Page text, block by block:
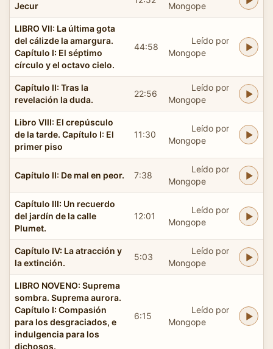
Jecur Mongope
LIBRO VII: La última gota
del cálizde la amargura.
Capítulo I: El séptimo
círculo y el octavo cielo.
44:58
Leído por
Mongope
Capítulo II: Tras la
revelación la duda.
22:56
Leído por
Mongope
Libro VIII: El crepúsculo
de la tarde. Capítulo I: El
primer piso
11:30
Leído por
Mongope
Capítulo II: De mal en peor. 7:38
Leído por
Mongope
Capítulo III: Un recuerdo
del jardín de la calle
Plumet.
12:01
Leído por
Mongope
Capítulo IV: La atracción y
la extinción.
5:03
Leído por
Mongope
LIBRO NOVENO: Suprema
sombra. Suprema aurora.
Capítulo I: Compasión
para los desgraciados, e
indulgencia para los
dichosos.
6:15
Leído por
Mongope